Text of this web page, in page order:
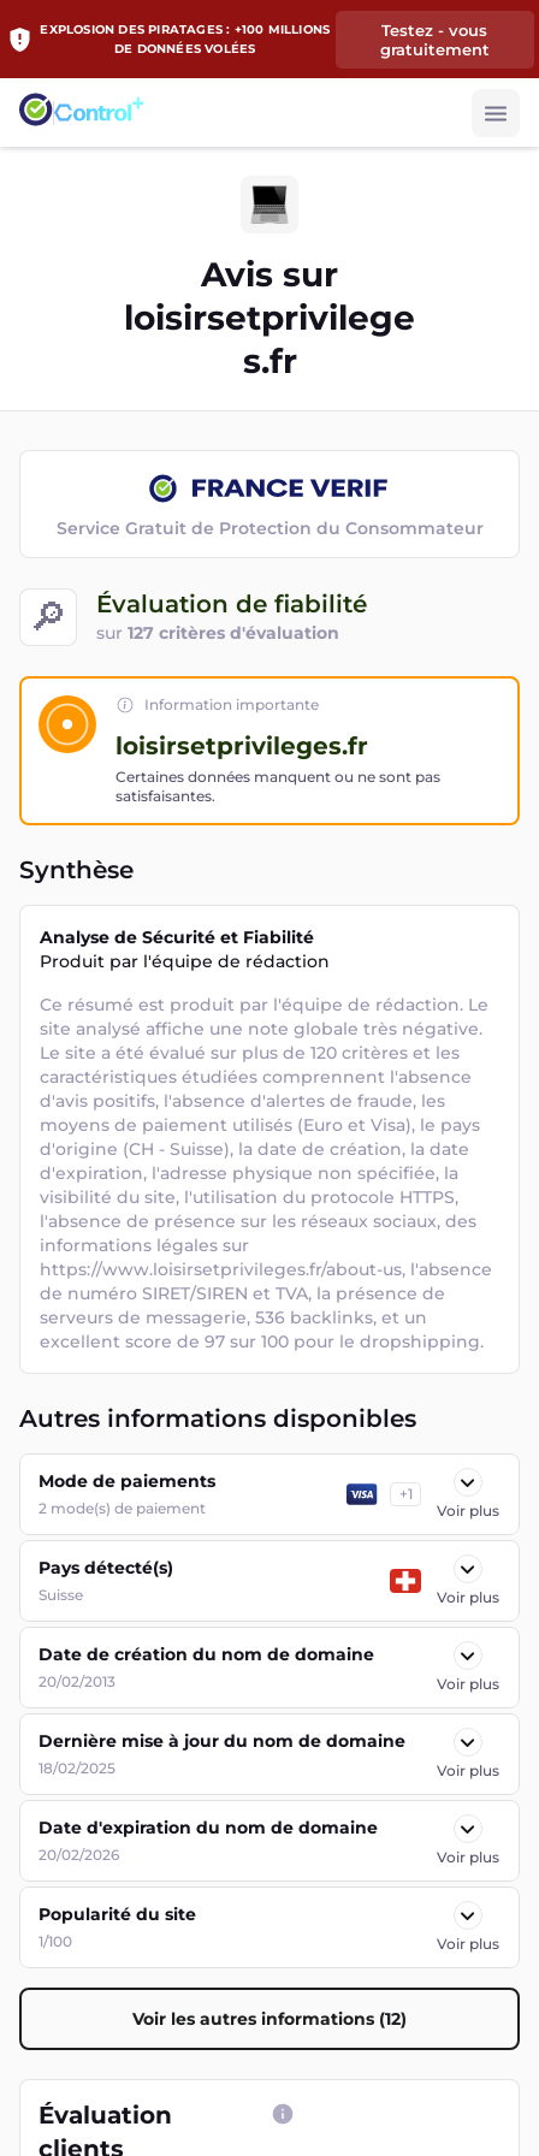
EXPLOSION DES PIRATAGES : +100 MILLIONS
DE DONNÉES VOLÉES
Testez - vous
gratuitement
Avis sur
loisirsetprivilege
s.fr
🔎 Évaluation de fiabilité
sur 127 critères d'évaluation
Service Gratuit de Protection du Consommateur
Information importante
loisirsetprivileges.fr
Certaines données manquent ou ne sont pas
satisfaisantes.
Synthèse
Analyse de Sécurité et Fiabilité
Produit par l'équipe de rédaction
Ce résumé est produit par l'équipe de rédaction. Le
site analysé affiche une note globale très négative.
Le site a été évalué sur plus de 120 critères et les
caractéristiques étudiées comprennent l'absence
d'avis positifs, l'absence d'alertes de fraude, les
moyens de paiement utilisés (Euro et Visa), le pays
d'origine (CH - Suisse), la date de création, la date
d'expiration, l'adresse physique non spécifiée, la
visibilité du site, l'utilisation du protocole HTTPS,
l'absence de présence sur les réseaux sociaux, des
informations légales sur
https://www.loisirsetprivileges.fr/about-us, l'absence
de numéro SIRET/SIREN et TVA, la présence de
serveurs de messagerie, 536 backlinks, et un
excellent score de 97 sur 100 pour le dropshipping.
Autres informations disponibles
Mode de paiements
2 mode(s) de paiement
+1
Voir plus
Pays détecté(s)
Suisse Voir plus
Date de création du nom de domaine
20/02/2013 Voir plus
Dernière mise à jour du nom de domaine
18/02/2025 Voir plus
Date d'expiration du nom de domaine
20/02/2026 Voir plus
Popularité du site
1/100 Voir plus
Voir les autres informations (12)
Évaluation
clients